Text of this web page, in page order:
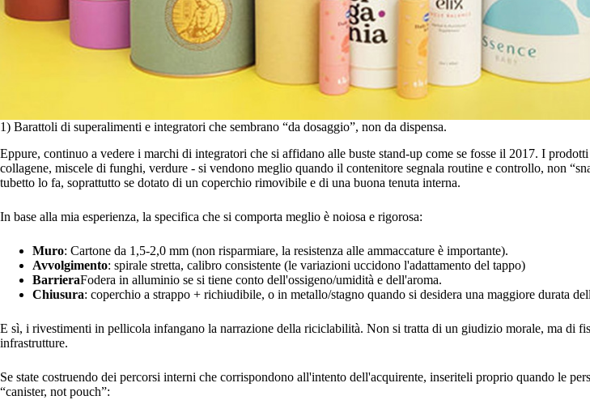
1) Barattoli di superalimenti e integratori che sembrano “da dosaggio”, non da dispensa.
Eppure, continuo a vedere i marchi di integratori che si affidano alle buste stand-up come se fosse il 2017. I
collagene, miscele di funghi, verdure - si vendono meglio quando il contenitore segnala routine e controllo, non
tubetto lo fa, soprattutto se dotato di un coperchio rimovibile e di una buona tenuta interna.
In base alla mia esperienza, la specifica che si comporta meglio è noiosa e rigorosa:
Muro: Cartone da 1,5-2,0 mm (non risparmiare, la resistenza alle ammaccature è importante).
Avvolgimento: spirale stretta, calibro consistente (le variazioni uccidono l'adattamento del tappo)
BarrieraFodera in alluminio se si tiene conto dell'ossigeno/umidità e dell'aroma.
Chiusura: coperchio a strappo + richiudibile, o in metallo/stagno quando si desidera una maggiore durata
E sì, i rivestimenti in pellicola infangano la narrazione della riciclabilità. Non si tratta di un giudizio morale, ma di
infrastrutture.
Se state costruendo dei percorsi interni che corrispondono all'intento dell'acquirente, inseriteli proprio quando le
“canister, not pouch”: